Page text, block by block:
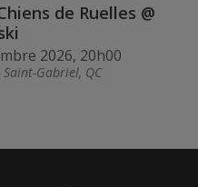
de Ruelles @
2026, 20h00
Gabriel, QC